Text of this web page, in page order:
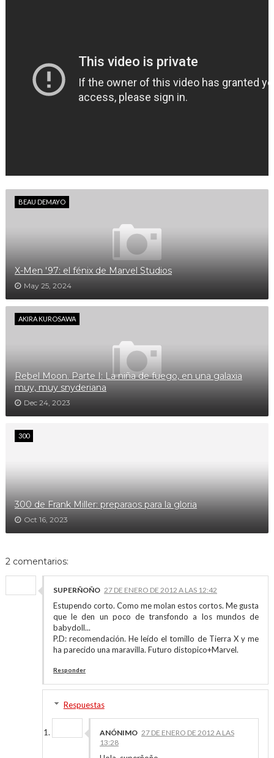
BEAU DEMAYO
X-Men '97: el fénix de Marvel Studios
May 25, 2024
AKIRA KUROSAWA
Rebel Moon. Parte I: La niña de fuego, en una galaxia
muy, muy snyderiana
Dec 24, 2023
300
300 de Frank Miller: preparaos para la gloria
Oct 16, 2023
2 comentarios:
SUPERÑOÑO 27 DE ENERO DE 2012 A LAS 12:42
Estupendo corto. Como me molan estos cortos. Me gusta
que le den un poco de transfondo a los mundos de
babydoll...
P.D: recomendación. He leído el tomillo de Tierra X y me
ha parecido una maravilla. Futuro distopico+Marvel.
Responder
Respuestas
ANÓNIMO 27 DE ENERO DE 2012 A LAS
13:28